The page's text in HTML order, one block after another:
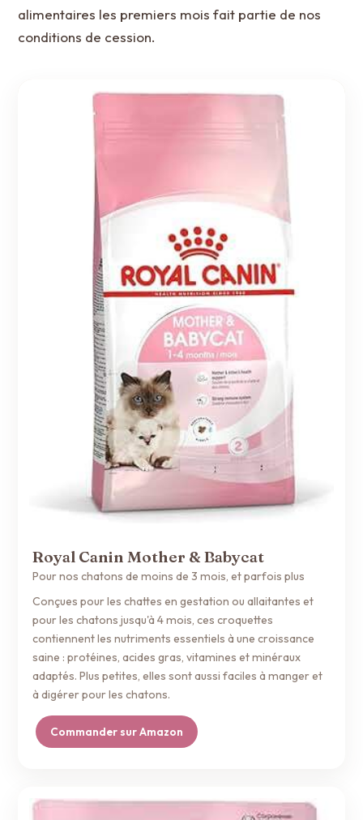
alimentaires les premiers mois fait partie de nos
conditions de cession.
Royal Canin Mother & Babycat
Pour nos chatons de moins de 3 mois, et parfois plus
Conçues pour les chattes en gestation ou allaitantes et
pour les chatons jusqu'à 4 mois, ces croquettes
contiennent les nutriments essentiels à une croissance
saine : protéines, acides gras, vitamines et minéraux
adaptés. Plus petites, elles sont aussi faciles à manger et
à digérer pour les chatons.
Commander sur Amazon